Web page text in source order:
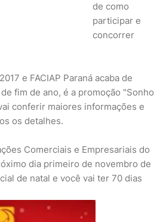
de como
participar e
concorrer
e FACIAP Paraná acaba de
fim de ano, é a promoção "Sonho
conferir maiores informações e
os detalhes.
Comerciais e Empresariais do
dia primeiro de novembro de
de natal e você vai ter 70 dias